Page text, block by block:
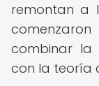
remontan a
combinar la
con la teoría